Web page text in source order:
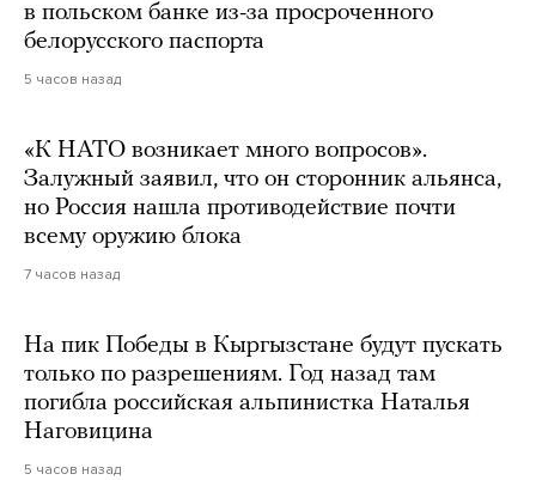
в польском банке из-за просроченного
белорусского паспорта
5 часов назад
«К НАТО возникает много вопросов».
Залужный заявил, что он сторонник альянса,
но Россия нашла противодействие почти
всему оружию блока
7 часов назад
На пик Победы в Кыргызстане будут пускать
только по разрешениям. Год назад там
погибла российская альпинистка Наталья
Наговицина
5 часов назад